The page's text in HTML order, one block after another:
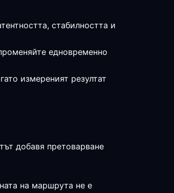
стабилността и
едновременно
измереният резултат
добавя претоварване
на маршрута не е